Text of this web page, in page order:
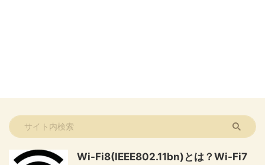
Wi-Fi8(IEEE802.11bn)とは？Wi-Fi7